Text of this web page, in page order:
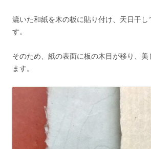
漉いた和紙を木の板に貼り付け、天日干し
す。
そのため、紙の表面に板の木目が移り、
ます。